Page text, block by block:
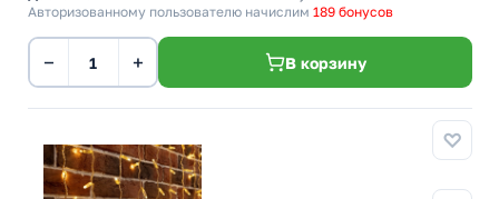
Авторизованному пользователю начислим 189 бонусов
− + В корзину